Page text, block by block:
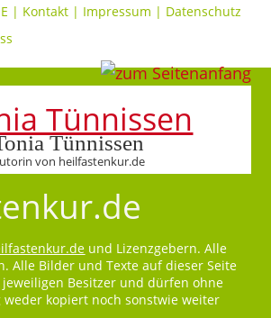
| Kontakt | Impressum | Datenschutz
Tünnissen
von heilfastenkur.de
und Lizenzgebern. Alle
Alle Bilder und Texte auf dieser Seite
Besitzer und dürfen ohne
kopiert noch sonstwie weiter